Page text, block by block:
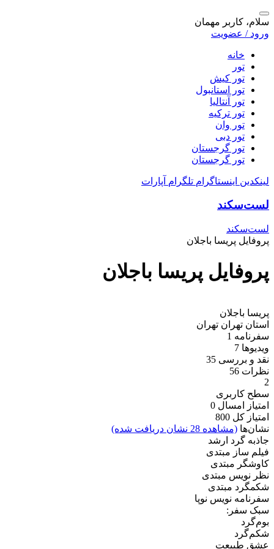
سلام، کاربر مهمان
ورود / عضویت
خانه
تور
تور کیش
تور استانبول
تور آنتالیا
تور ترکیه
تور وان
تور دبی
تور گرجستان
تور گرجستان
لینکدین اینستاگرام تلگرام آپارات
لست‌سکند
لست‌سکند
پروفایل پریسا باجلان
پروفایل پریسا باجلان
پریسا باجلان
استان تهران تهران
سفرنامه 1
ویدیو‌ها 7
نقد و بررسی 35
نظرات 56
2
سطح کاربری
امتیاز امسال 0
امتیاز کل 800
نشان‌ها (مشاهده 28 نشان دریافت شده)
جاذبه گرد ارشد
فیلم ساز مبتدی
کاوشگر مبتدی
نظر نویس مبتدی
شکمگرد مبتدی
سفرنامه نویس نوپا
سبک سفر:
بوم‌گرد
شکم‌گرد
عشق طبیعت